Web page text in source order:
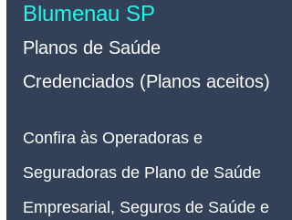
Blumenau SP
Planos de Saúde
Credenciados (Planos aceitos)
Confira às Operadoras e
Seguradoras de Plano de Saúde
Empresarial, Seguros de Saúde e